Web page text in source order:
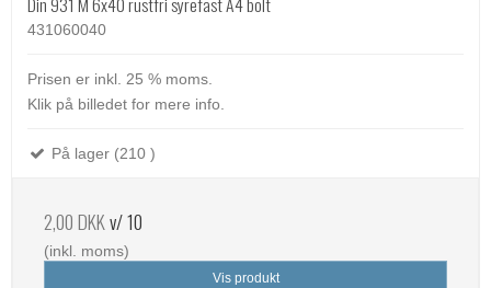
431060040
Prisen er inkl. 25 % moms.
Klik på billedet for mere info.
På lager (210 )
2,00 DKKv/ 10
(inkl. moms)
Vis produkt